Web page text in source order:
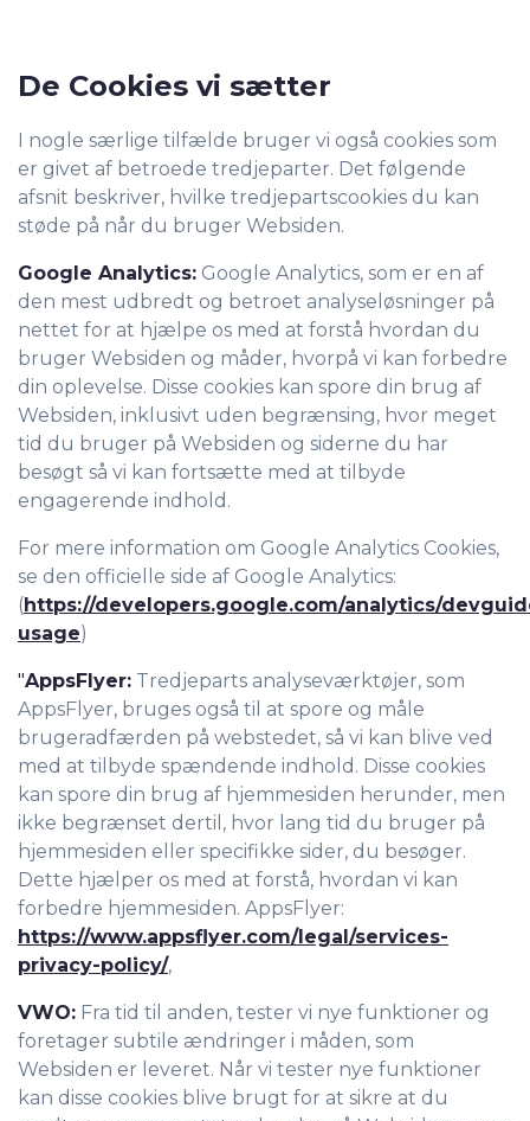
De Cookies vi sætter
I nogle særlige tilfælde bruger vi også cookies som
er givet af betroede tredjeparter. Det følgende
afsnit beskriver, hvilke tredjepartscookies du kan
støde på når du bruger Websiden.
Google Analytics: Google Analytics, som er en af
den mest udbredt og betroet analyseløsninger på
nettet for at hjælpe os med at forstå hvordan du
bruger Websiden og måder, hvorpå vi kan forbedre
din oplevelse. Disse cookies kan spore din brug af
Websiden, inklusivt uden begrænsing, hvor meget
tid du bruger på Websiden og siderne du har
besøgt så vi kan fortsætte med at tilbyde
engagerende indhold.
For mere information om Google Analytics Cookies,
se den officielle side af Google Analytics:
(https://developers.google.com/analytics/
usage)
"AppsFlyer: Tredjeparts analyseværktøjer, som
AppsFlyer, bruges også til at spore og måle
brugeradfærden på webstedet, så vi kan blive ved
med at tilbyde spændende indhold. Disse cookies
kan spore din brug af hjemmesiden herunder, men
ikke begrænset dertil, hvor lang tid du bruger på
hjemmesiden eller specifikke sider, du besøger.
Dette hjælper os med at forstå, hvordan vi kan
forbedre hjemmesiden. AppsFlyer:
https://www.appsflyer.com/legal/services-
privacy-policy/,
VWO: Fra tid til anden, tester vi nye funktioner og
foretager subtile ændringer i måden, som
Websiden er leveret. Når vi tester nye funktioner
kan disse cookies blive brugt for at sikre at du